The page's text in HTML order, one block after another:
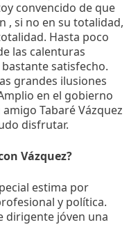
convencido de que
, si no en su totalidad,
Hasta poco
las calenturas
satisfecho.
grandes ilusiones
en el gobierno
Tabaré Vázquez
disfrutar.
Vázquez?
estima por
y política.
dirigente jóven una